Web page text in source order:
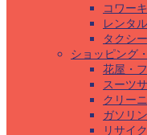
コワー
レンタ
タクシ
ショッピング
花屋・
スーツ
クリー
ガソリ
リサイ